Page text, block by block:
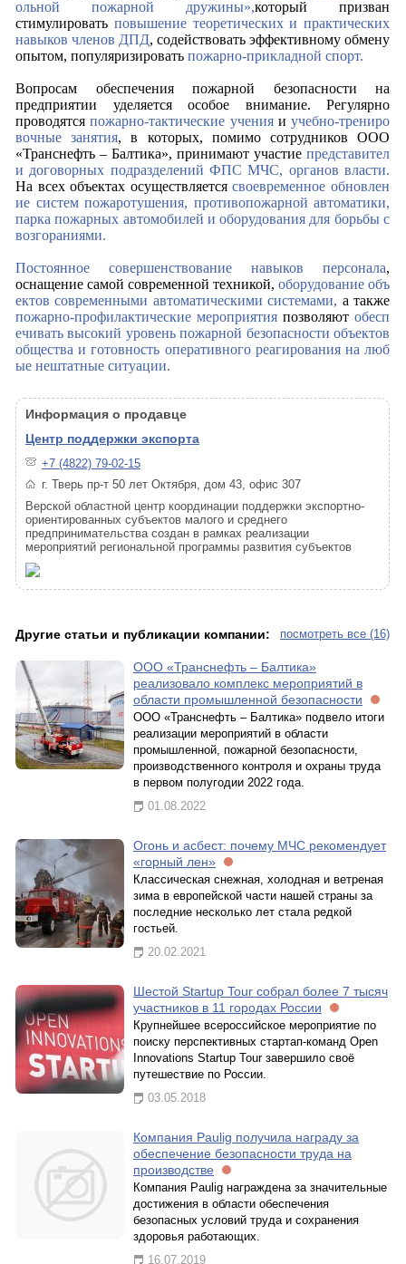
ольной пожарной дружины»,который призван
стимулировать повышение теоретических и практических
навыков членов ДПД, содействовать эффективному обмену
опытом, популяризировать пожарно-прикладной спорт.
Вопросам обеспечения пожарной безопасности на
предприятии уделяется особое внимание. Регулярно
проводятсяпожарно-тактические учения и учебно-трениро
вочные занятия, в которых, помимо сотрудников ООО
«Транснефть – Балтика», принимают участие представител
и договорных подразделений ФПС МЧС, органов власти.
На всех объектах осуществляетсясвоевременное обновлен
ие систем пожаротушения, противопожарной автоматики,
парка пожарных автомобилей и оборудования для борьбы с
возгораниями.
Постоянное совершенствование навыков персонала,
оснащение самой современной техникой, оборудование объ
ектов современными автоматическими системами, а также
пожарно-профилактические мероприятия позволяют обесп
ечивать высокий уровень пожарной безопасности объектов
общества и готовность оперативного реагирования на люб
ые нештатные ситуации.
Информация о продавце
Центр поддержки экспорта
+7 (4822) 79-02-15
г. Тверь пр-т 50 лет Октября, дом 43, офис 307
Верской областной центр координации поддержки экспортно-
ориентированных субъектов малого и среднего
предпринимательства создан в рамках реализации
мероприятий региональной программы развития субъектов
посмотреть все (16)
Другие статьи и публикации компании:
ООО «Транснефть – Балтика»
реализовало комплекс мероприятий в
области промышленной безопасности
ООО «Транснефть – Балтика» подвело итоги
реализации мероприятий в области
промышленной, пожарной безопасности,
производственного контроля и охраны труда
в первом полугодии 2022 года.
01.08.2022
Огонь и асбест: почему МЧС рекомендует
«горный лен»
Классическая снежная, холодная и ветреная
зима в европейской части нашей страны за
последние несколько лет стала редкой
гостьей.
20.02.2021
Шестой Startup Tour собрал более 7 тысяч
участников в 11 городах России
Крупнейшее всероссийское мероприятие по
поиску перспективных стартап-команд Open
Innovations Startup Tour завершило своё
путешествие по России.
03.05.2018
Компания Paulig получила награду за
обеспечение безопасности труда на
производстве
Компания Paulig награждена за значительные
достижения в области обеспечения
безопасных условий труда и сохранения
здоровья работающих.
16.07.2019